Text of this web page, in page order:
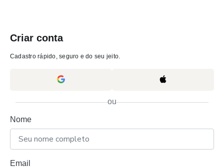
Criar conta
Cadastro rápido, seguro e do seu jeito.
ou
Nome
Email